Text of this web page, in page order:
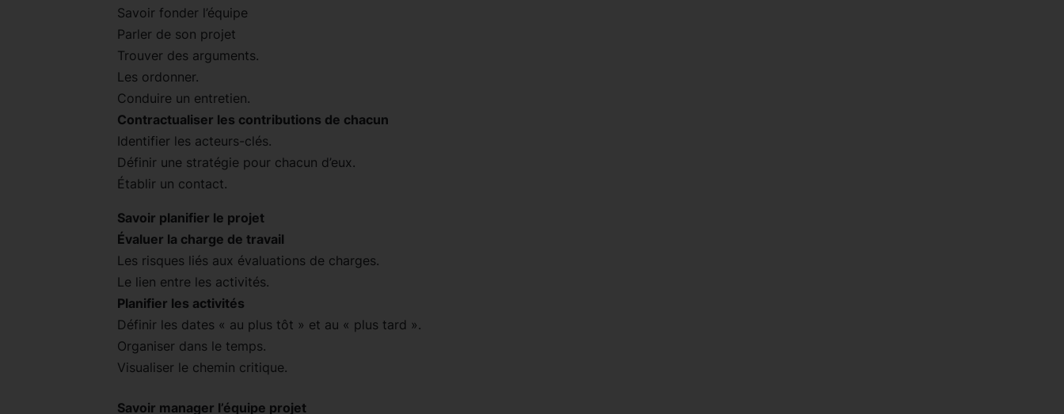
Savoir fonder l’équipe
Parler de son projet
Trouver des arguments.
Les ordonner.
Conduire un entretien.
Contractualiser les contributions de chacun
Identifier les acteurs-clés.
Définir une stratégie pour chacun d’eux.
Établir un contact.
Savoir planifier le projet
Évaluer la charge de travail
Les risques liés aux évaluations de charges.
Le lien entre les activités.
Planifier les activités
Définir les dates « au plus tôt » et au « plus tard ».
Organiser dans le temps.
Visualiser le chemin critique.
Savoir manager l’équipe projet